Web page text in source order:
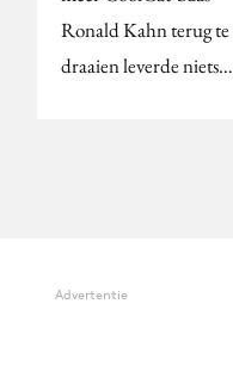
Ronald Kahn terug te
draaien leverde niets…
Advertentie